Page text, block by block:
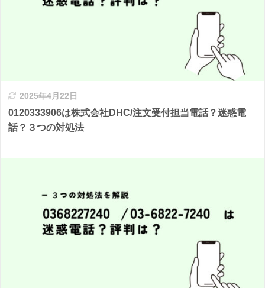
2025年4月22日
0120333906は株式会社DHC/注文受付担当電話？迷惑電
話？３つの対処法